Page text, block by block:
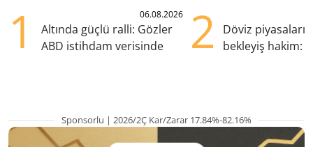
1 06.08.2026
Altında güçlü ralli: Gözler
ABD istihdam verisinde
2
Döviz
bekleyiş hakim:
Sponsorlu | 2026/2Ç Kar/Zarar 17.84%-82.16%